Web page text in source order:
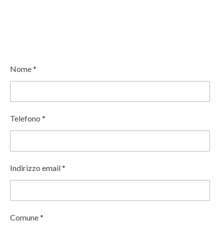
Nome *
Telefono *
Indirizzo email *
Comune *